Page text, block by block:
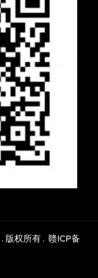
. 版权所有 . 赣ICP备